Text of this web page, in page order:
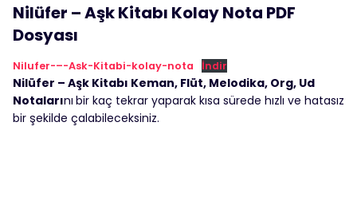
Nilüfer – Aşk Kitabı Kolay Nota PDF
Dosyası
Nilufer-–-Ask-Kitabi-kolay-nota İndir
Nilüfer – Aşk Kitabı Keman, Flüt, Melodika, Org, Ud
Notalarını bir kaç tekrar yaparak kısa sürede hızlı ve hatasız
bir şekilde çalabileceksiniz.